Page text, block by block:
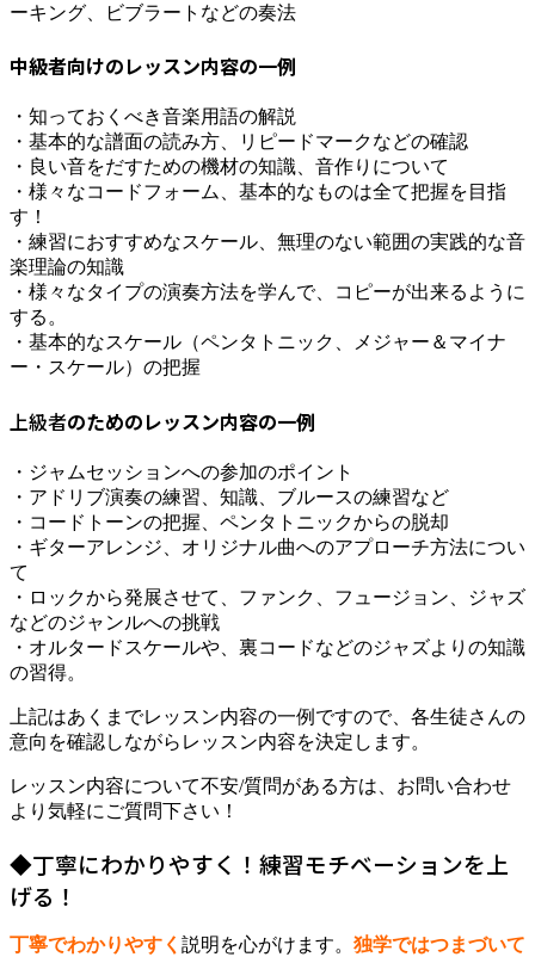
ーキング、ビブラートなどの奏法
中級者向けのレッスン内容の一例
・知っておくべき音楽用語の解説
・基本的な譜面の読み方、リピードマークなどの確認
・良い音をだすための機材の知識、音作りについて
・様々なコードフォーム、基本的なものは全て把握を目指
す！
・練習におすすめなスケール、無理のない範囲の実践的な音
楽理論の知識
・様々なタイプの演奏方法を学んで、コピーが出来るように
する。
・基本的なスケール（ペンタトニック、メジャー＆マイナ
ー・スケール）の把握
上級者のためのレッスン内容の一例
・ジャムセッションへの参加のポイント
・アドリブ演奏の練習、知識、ブルースの練習など
・コードトーンの把握、ペンタトニックからの脱却
・ギターアレンジ、オリジナル曲へのアプローチ方法につい
て
・ロックから発展させて、ファンク、フュージョン、ジャズ
などのジャンルへの挑戦
・オルタードスケールや、裏コードなどのジャズよりの知識
の習得。
上記はあくまでレッスン内容の一例ですので、各生徒さんの
意向を確認しながらレッスン内容を決定します。
レッスン内容について不安/質問がある方は、お問い合わせ
より気軽にご質問下さい！
◆丁寧にわかりやすく！練習モチベーションを上
げる！
丁寧でわかりやすく 説明を心がけます。 独学ではつまづいて